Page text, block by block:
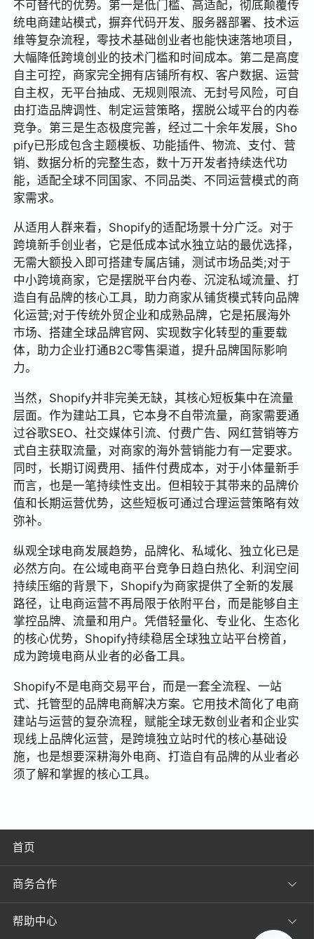
不可替代的优势。第一是低门槛、高适配，彻底颠覆传
统电商建站模式，摒弃代码开发、服务器部署、技术运
维等复杂流程，零技术基础创业者也能快速落地项目，
大幅降低跨境创业的技术门槛和时间成本。第二是高度
自主可控，商家完全拥有店铺所有权、客户数据、运营
自主权，无平台抽成、无规则限流、无封号风险，可自
由打造品牌调性、制定运营策略，摆脱公域平台的内卷
竞争。第三是生态极度完善，经过二十余年发展，Sho
pify已形成包含主题模板、功能插件、物流、支付、营
销、数据分析的完整生态，数十万开发者持续迭代功
能，适配全球不同国家、不同品类、不同运营模式的商
家需求。
从适用人群来看，Shopify的适配场景十分广泛。对于
跨境新手创业者，它是低成本试水独立站的最优选择，
无需大额投入即可搭建专属店铺，测试市场品类;对于
中小跨境商家，它是摆脱平台内卷、沉淀私域流量、打
造自有品牌的核心工具，助力商家从铺货模式转向品牌
化运营;对于传统外贸企业和成熟品牌，它是拓展海外
市场、搭建全球品牌官网、实现数字化转型的重要载
体，助力企业打通B2C零售渠道，提升品牌国际影响
力。
当然，Shopify并非完美无缺，其核心短板集中在流量
层面。作为建站工具，它本身不自带流量，商家需要通
过谷歌SEO、社交媒体引流、付费广告、网红营销等方
式自主获取流量，对商家的海外营销能力有一定要求。
同时，长期订阅费用、插件付费成本，对于小体量新手
而言，也是一笔持续性支出。但相较于其带来的品牌价
值和长期运营优势，这些短板可通过合理运营策略有效
弥补。
纵观全球电商发展趋势，品牌化、私域化、独立化已是
必然方向。在公域电商平台竞争日趋白热化、利润空间
持续压缩的背景下，Shopify为商家提供了全新的发展
路径，让电商运营不再局限于依附平台，而是能够自主
掌控品牌、流量和用户。凭借轻量化、专业化、生态化
的核心优势，Shopify持续稳居全球独立站平台榜首，
成为跨境电商从业者的必备工具。
Shopify不是电商交易平台，而是一套全流程、一站
式、托管型的品牌电商解决方案。它用技术简化了电商
建站与运营的复杂流程，赋能全球无数创业者和企业实
现线上品牌化运营，是跨境独立站时代的核心基础设
施，也是想要深耕海外电商、打造自有品牌的从业者必
须了解和掌握的核心工具。
首页
商务合作
帮助中心